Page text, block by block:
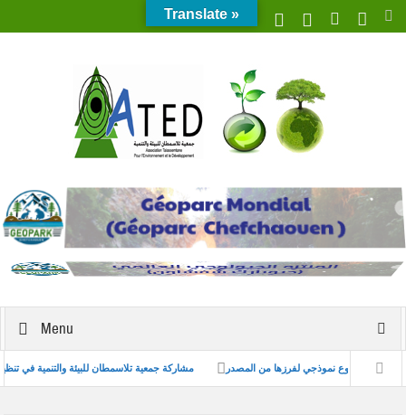
Menu
مشاركة جمعية تلاسمطان للبيئة للنفايات من خلال مشروع نموذجي لفرزها من المصدر
Translate »